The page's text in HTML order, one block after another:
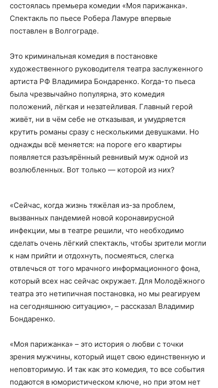
состоялась премьера комедии «Моя парижанка».
Спектакль по пьесе Робера Ламуре впервые
поставлен в Волгограде.
Это криминальная комедия в постановке
художественного руководителя театра заслуженного
артиста РФ Владимира Бондаренко. Когда-то пьеса
была чрезвычайно популярна, это комедия
положений, лёгкая и незатейливая. Главный герой
живёт, ни в чём себе не отказывая, и умудряется
крутить романы сразу с несколькими девушками. Но
однажды всё меняется: на пороге его квартиры
появляется разъярённый ревнивый муж одной из
возлюбленных. Вот только — которой из них?
«Сейчас, когда жизнь тяжёлая из-за проблем,
вызванных пандемией новой коронавирусной
инфекции, мы в театре решили, что необходимо
сделать очень лёгкий спектакль, чтобы зрители могли
к нам прийти и отдохнуть, посмеяться, слегка
отвлечься от того мрачного информационного фона,
который всех нас сейчас окружает. Для Молодёжного
театра это нетипичная постановка, но мы реагируем
на сегодняшнюю ситуацию», – рассказал Владимир
Бондаренко.
«Моя парижанка» – это история о любви с точки
зрения мужчины, который ищет свою единственную и
неповторимую. И так как это комедия, то все события
подаются в юмористическом ключе, но при этом нет